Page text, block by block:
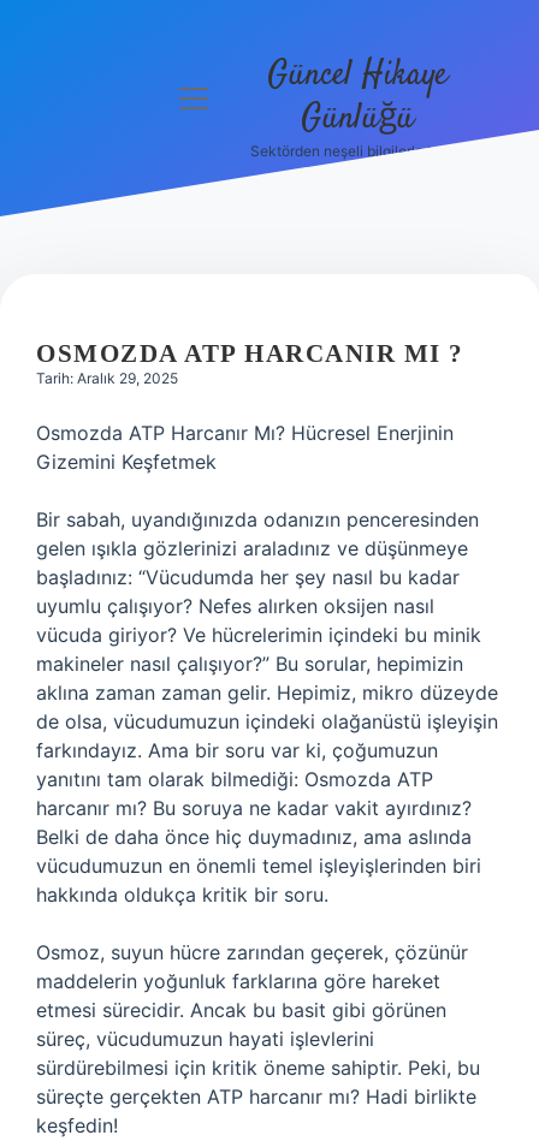
Hakkımızda
menüyü
Güncel Hikaye
Günlüğü
Sektörden neşeli bilgilerle tanış!
OSMOZDA ATP HARCANIR MI ?
Tarih: Aralık 29, 2025
Osmozda ATP Harcanır Mı? Hücresel Enerjinin
Gizemini Keşfetmek
Bir sabah, uyandığınızda odanızın penceresinden
gelen ışıkla gözlerinizi araladınız ve düşünmeye
başladınız: “Vücudumda her şey nasıl bu kadar
uyumlu çalışıyor? Nefes alırken oksijen nasıl
vücuda giriyor? Ve hücrelerimin içindeki bu minik
makineler nasıl çalışıyor?” Bu sorular, hepimizin
aklına zaman zaman gelir. Hepimiz, mikro düzeyde
de olsa, vücudumuzun içindeki olağanüstü işleyişin
farkındayız. Ama bir soru var ki, çoğumuzun
yanıtını tam olarak bilmediği: Osmozda ATP
harcanır mı? Bu soruya ne kadar vakit ayırdınız?
Belki de daha önce hiç duymadınız, ama aslında
vücudumuzun en önemli temel işleyişlerinden biri
hakkında oldukça kritik bir soru.
Osmoz, suyun hücre zarından geçerek, çözünür
maddelerin yoğunluk farklarına göre hareket
etmesi sürecidir. Ancak bu basit gibi görünen
süreç, vücudumuzun hayati işlevlerini
sürdürebilmesi için kritik öneme sahiptir. Peki, bu
süreçte gerçekten ATP harcanır mı? Hadi birlikte
keşfedin!